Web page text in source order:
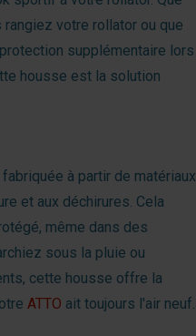
votre rollator ou que
supplémentaire lors
housse est la solution
à partir de matériaux
et aux déchirures. Cela
même dans des
sous la pluie ou
cette housse offre la
ATTO ait toujours l'air neuf.